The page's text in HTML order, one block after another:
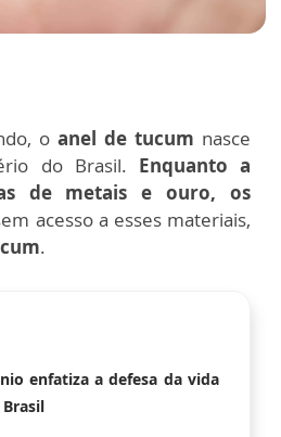
o anel de tucum nasce
do Brasil. Enquanto a
de metais e ouro, os
acesso a esses materiais,
.
enfatiza a defesa da vida